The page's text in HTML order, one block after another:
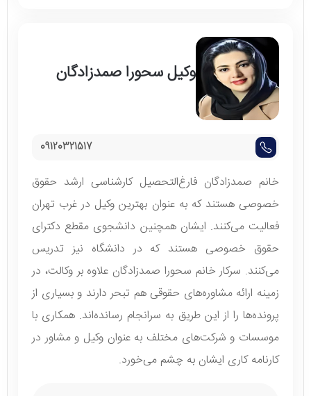
وکیل سحورا صمدزادگان
09120321517
خانم صمدزادگان فارغ‌التحصیل کارشناسی ارشد حقوق
خصوصی هستند که به عنوان بهترین وکیل در غرب تهران
فعالیت می‌کنند. ایشان همچنین دانشجوی مقطع دکترای
حقوق خصوصی هستند که در دانشگاه نیز تدریس
می‌کنند. سرکار خانم سحورا صمدزادگان علاوه بر وکالت، در
زمینه ارائه مشاوره‌های حقوقی هم تبحر دارند و بسیاری از
پرونده‌ها را از این طریق به سرانجام رسانده‌اند. همکاری با
موسسات و شرکت‌های مختلف به عنوان وکیل و مشاور در
کارنامه کاری ایشان به چشم می‌خورد.